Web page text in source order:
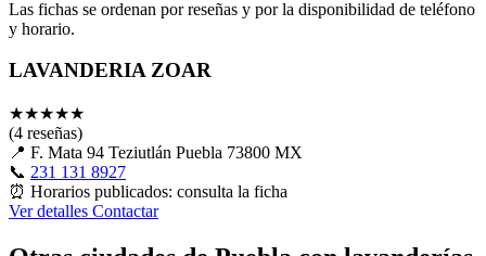
Las fichas se ordenan por reseñas y por la disponibilidad de teléfono
y horario.
LAVANDERIA ZOAR
★★★★★
(4 reseñas)
📍 F. Mata 94 Teziutlán Puebla 73800 MX
📞 231 131 8927
⏰ Horarios publicados: consulta la ficha
Ver detalles Contactar